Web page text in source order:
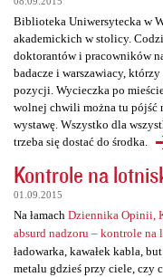
Biblioteka Uniwersytecka w
akademickich w stolicy.
doktorantów i pracowników
badacze i warszawiacy,
pozycji. Wycieczka po
wolnej chwili można tu pójść
wystawę. Wszystko dla
trzeba się dostać do środka.
Kontrole na
01.09.2015
Na łamach Dziennika Opinii,
absurd nadzoru – kontrole na
ładowarka, kawałek kabla,
metalu gdzieś przy ciele, czy